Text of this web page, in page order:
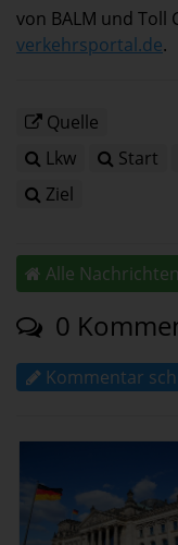
von BALM und Toll
verkehrsportal.de.
Quelle
Lkw
Start
Ziel
Alle Nachrichten
0
Kommentar